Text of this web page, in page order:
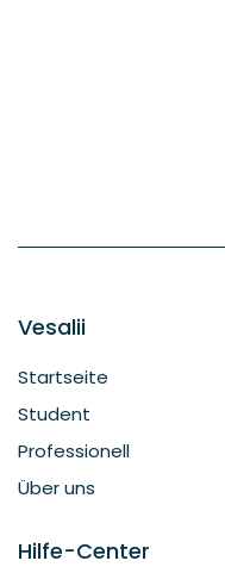
Vesalii
Startseite
Student
Professionell
Über uns
Hilfe-Center